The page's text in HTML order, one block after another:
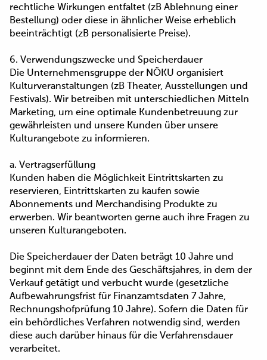
rechtliche Wirkungen entfaltet (zB Ablehnung einer
Bestellung) oder diese in ähnlicher Weise erheblich
beeinträchtigt (zB personalisierte Preise).
6. Verwendungszwecke und Speicherdauer
Die Unternehmensgruppe der NÖKU organisiert
Kulturveranstaltungen (zB Theater, Ausstellungen und
Festivals). Wir betreiben mit unterschiedlichen Mitteln
Marketing, um eine optimale Kundenbetreuung zur
gewährleisten und unsere Kunden über unsere
Kulturangebote zu informieren.
a. Vertragserfüllung
Kunden haben die Möglichkeit Eintrittskarten zu
reservieren, Eintrittskarten zu kaufen sowie
Abonnements und Merchandising Produkte zu
erwerben. Wir beantworten gerne auch ihre Fragen zu
unseren Kulturangeboten.
Die Speicherdauer der Daten beträgt 10 Jahre und
beginnt mit dem Ende des Geschäftsjahres, in dem der
Verkauf getätigt und verbucht wurde (gesetzliche
Aufbewahrungsfrist für Finanzamtsdaten 7 Jahre,
Rechnungshofprüfung 10 Jahre). Sofern die Daten für
ein behördliches Verfahren notwendig sind, werden
diese auch darüber hinaus für die Verfahrensdauer
verarbeitet.